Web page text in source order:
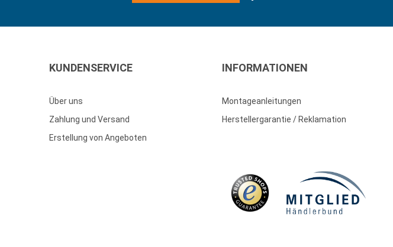
KUNDENSERVICE
Über uns
Zahlung und Versand
Erstellung von Angeboten
INFORMATIONEN
Montageanleitungen
Herstellergarantie / Reklamation